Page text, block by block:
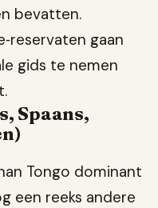
bevatten.
gaan
gids te nemen
Spaans,
Tongo dominant
een reeks andere